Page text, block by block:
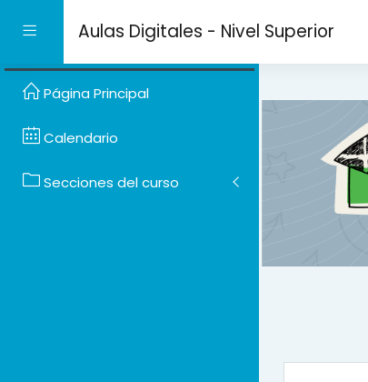
Panel lateralAulas Digitales - Nivel Superior
Página Principal
Calendario
Secciones del curso